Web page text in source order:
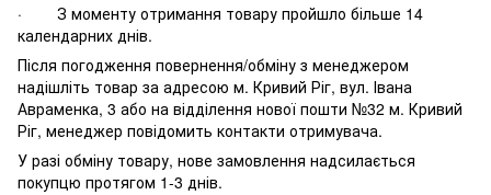
· З моменту отримання товару пройшло більше 14
календарних днів.
Після погодження повернення/обміну з менеджером
надішліть товар за адресою м. Кривий Ріг, вул. Івана
Авраменка, 3 або на відділення нової пошти №32 м. Кривий
Ріг, менеджер повідомить контакти отримувача.
У разі обміну товару, нове замовлення надсилається
покупцю протягом 1-3 днів.